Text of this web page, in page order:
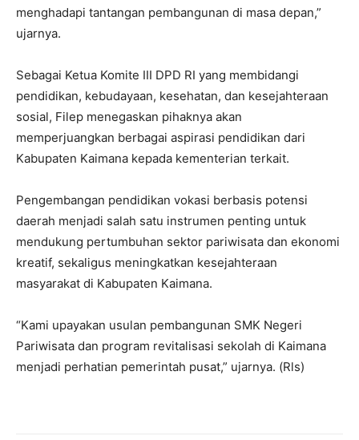
menghadapi tantangan pembangunan di masa depan,”
ujarnya.
Sebagai Ketua Komite III DPD RI yang membidangi
pendidikan, kebudayaan, kesehatan, dan kesejahteraan
sosial, Filep menegaskan pihaknya akan
memperjuangkan berbagai aspirasi pendidikan dari
Kabupaten Kaimana kepada kementerian terkait.
Pengembangan pendidikan vokasi berbasis potensi
daerah menjadi salah satu instrumen penting untuk
mendukung pertumbuhan sektor pariwisata dan ekonomi
kreatif, sekaligus meningkatkan kesejahteraan
masyarakat di Kabupaten Kaimana.
“Kami upayakan usulan pembangunan SMK Negeri
Pariwisata dan program revitalisasi sekolah di Kaimana
menjadi perhatian pemerintah pusat,” ujarnya. (Rls)